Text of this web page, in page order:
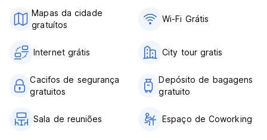
Durma bem, explore a cidade e faça novos amigos.
Armários individuais, tomadas e luz em cada cama
IlVero Hostel Recoleta – Políticas & Condições:
Tarifa não reembolsável:
Mapas da cidade
gratuítos
Wi-Fi Grátis
Internet grátis City tour gratis
Cacifos de segurança
gratuitos
Depósito de bagagens
gratuito
Sala de reuniões Espaço de Coworking